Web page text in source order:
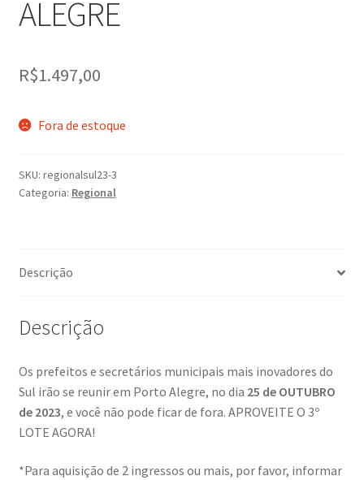
ALEGRE
R$1.497,00
Fora de estoque
SKU: regionalsul23-3
Categoria: Regional
Descrição
Descrição
Os prefeitos e secretários municipais mais inovadores do
Sul irão se reunir em Porto Alegre, no dia 25 de OUTUBRO
de 2023, e você não pode ficar de fora. APROVEITE O 3º
LOTE AGORA!
*Para aquisição de 2 ingressos ou mais, por favor, informar